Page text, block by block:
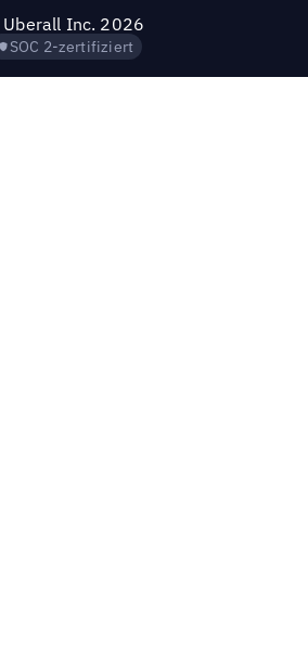
Uberall Inc. 2026
SOC 2-zertifiziert